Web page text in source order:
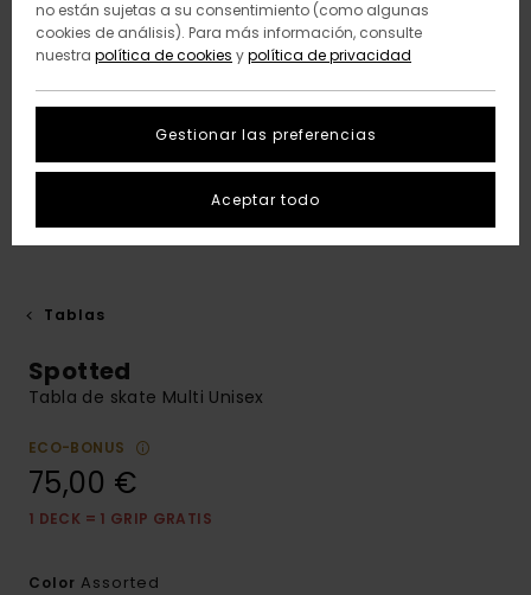
Tablas
Spotted
Tabla de skate Multi Unisex
ECO-BONUS
75,00 €
1 DECK = 1 GRIP GRATIS
Color Assorted
no están sujetas a su consentimiento (como algunas
cookies de análisis). Para más información, consulte
nuestra política de cookies ypolítica de privacidad
Gestionar las preferencias
Aceptar todo